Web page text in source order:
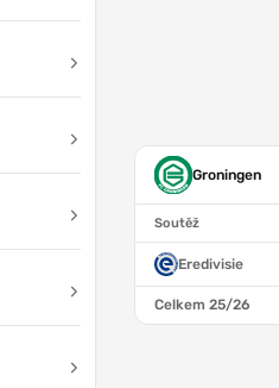
Groningen
Soutěž
Eredivisie
Celkem 25/26